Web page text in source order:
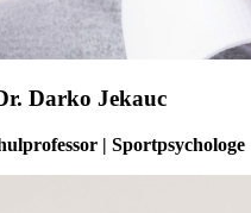
Darko Jekauc
| Sportpsychologe